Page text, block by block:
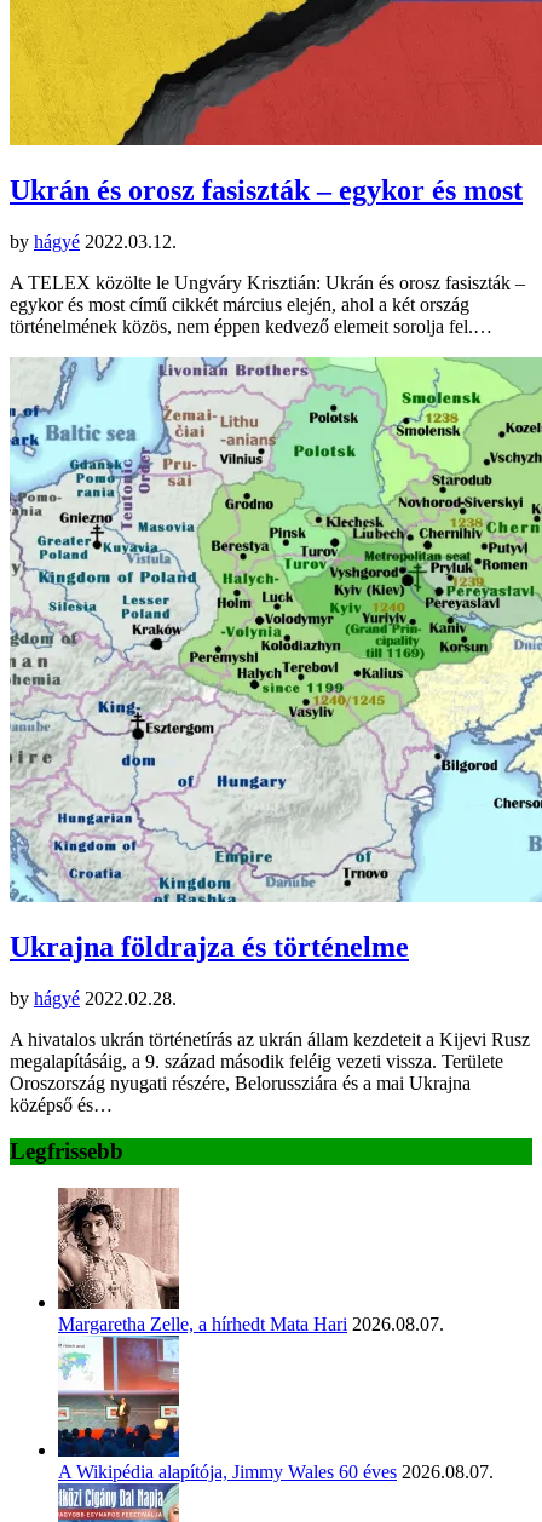
Ukrán és orosz fasiszták – egykor és most
by hágyé 2022.03.12.
A TELEX közölte le Ungváry Krisztián: Ukrán és orosz fasiszták –
egykor és most című cikkét március elején, ahol a két ország
történelmének közös, nem éppen kedvező elemeit sorolja fel.…
Ukrajna földrajza és történelme
by hágyé 2022.02.28.
A hivatalos ukrán történetírás az ukrán állam kezdeteit a Kijevi Rusz
megalapításáig, a 9. század második feléig vezeti vissza. Területe
Oroszország nyugati részére, Belorussziára és a mai Ukrajna
középső és…
Legfrissebb
Margaretha Zelle, a hírhedt Mata Hari 2026.08.07.
A Wikipédia alapítója, Jimmy Wales 60 éves 2026.08.07.